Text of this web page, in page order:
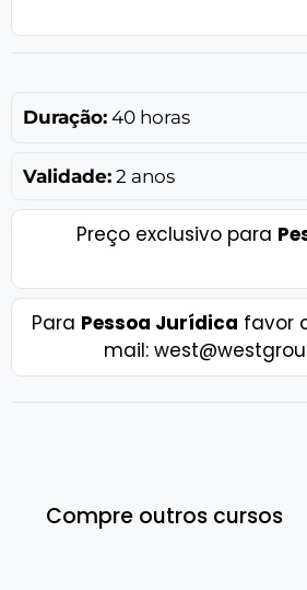
Duração: 40 horas
Validade: 2 anos
Preço exclusivo para
Para Pessoa Jurídica favor
mail:
Compre outros cursos